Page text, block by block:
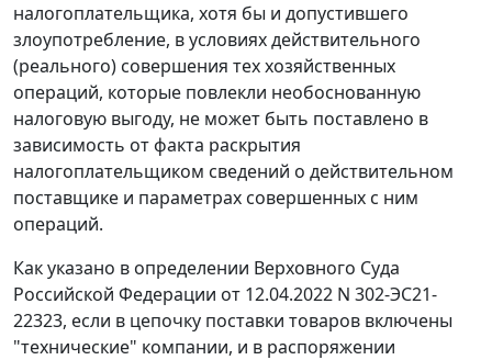
налогоплательщика, хотя бы и допустившего
злоупотребление, в условиях действительного
(реального) совершения тех хозяйственных
операций, которые повлекли необоснованную
налоговую выгоду, не может быть поставлено в
зависимость от факта раскрытия
налогоплательщиком сведений о действительном
поставщике и параметрах совершенных с ним
операций.
Как указано в определении Верховного Суда
Российской Федерации от 12.04.2022 N 302-ЭС21-
22323, если в цепочку поставки товаров включены
"технические" компании, и в распоряжении